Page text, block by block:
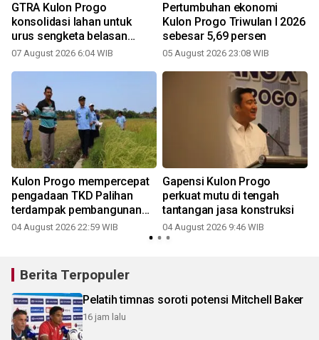
GTRA Kulon Progo
konsolidasi lahan untuk
urus sengketa belasan
tahun
07 August 2026 6:04 WIB
Pertumbuhan ekonomi
Kulon Progo Triwulan I 2026
sebesar 5,69 persen
05 August 2026 23:08 WIB
Kulon Progo mempercepat
pengadaan TKD Palihan
terdampak pembangunan
YIA
04 August 2026 22:59 WIB
Gapensi Kulon Progo
perkuat mutu di tengah
tantangan jasa konstruksi
04 August 2026 9:46 WIB
Berita Terpopuler
Pelatih timnas soroti potensi Mitchell Baker
16 jam lalu